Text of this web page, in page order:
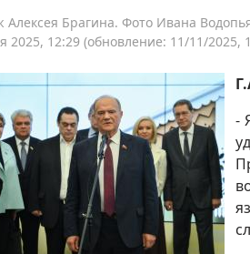
Алексея Брагина. Фото Ивана
2025, 12:29 (обновление: 11/11/2025,
-